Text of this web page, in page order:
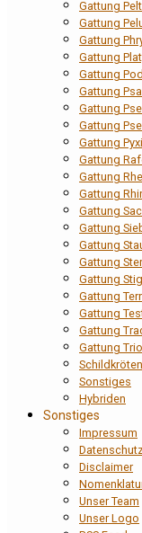
Gattung
Gattung
Gattung
Gattung
Gattung
Gattung
Gattung
Gattung
Gattung
Gattung
Gattung
Gattung
Gattung
Gattung
Gattung
Gattung
Gattung
Gattung
Gattung
Gattung
Gattung
Sonstiges
Hybriden
Sonstiges
Impressum
Disclaimer
Unser Team
Unser Logo